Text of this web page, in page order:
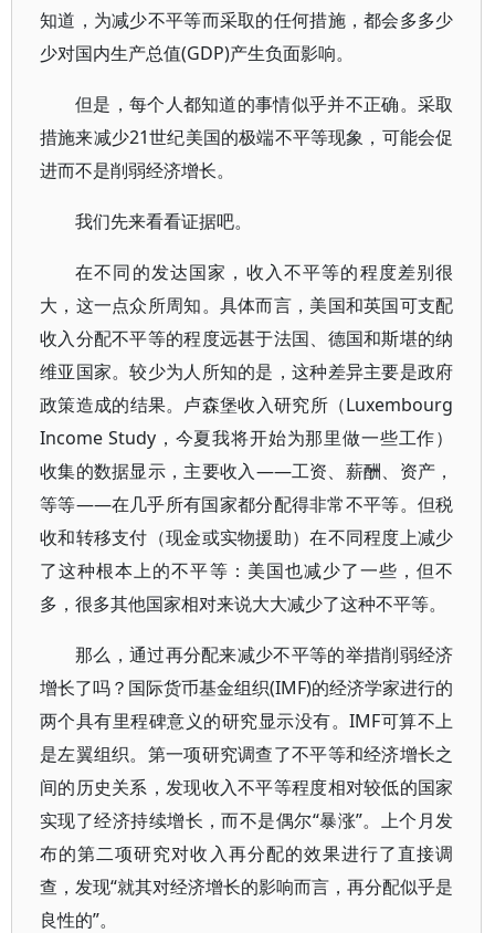
知道，为减少不平等而采取的任何措施，都会多多少
少对国内生产总值(GDP)产生负面影响。
但是，每个人都知道的事情似乎并不正确。采取
措施来减少21世纪美国的极端不平等现象，可能会促
进而不是削弱经济增长。
我们先来看看证据吧。
在不同的发达国家，收入不平等的程度差别很
大，这一点众所周知。具体而言，美国和英国可支配
收入分配不平等的程度远甚于法国、德国和斯堪的纳
维亚国家。较少为人所知的是，这种差异主要是政府
政策造成的结果。卢森堡收入研究所（Luxembourg
Income Study，今夏我将开始为那里做一些工作）
收集的数据显示，主要收入——工资、薪酬、资产，
等等——在几乎所有国家都分配得非常不平等。但税
收和转移支付（现金或实物援助）在不同程度上减少
了这种根本上的不平等：美国也减少了一些，但不
多，很多其他国家相对来说大大减少了这种不平等。
那么，通过再分配来减少不平等的举措削弱经济
增长了吗？国际货币基金组织(IMF)的经济学家进行的
两个具有里程碑意义的研究显示没有。IMF可算不上
是左翼组织。第一项研究调查了不平等和经济增长之
间的历史关系，发现收入不平等程度相对较低的国家
实现了经济持续增长，而不是偶尔“暴涨”。上个月发
布的第二项研究对收入再分配的效果进行了直接调
查，发现“就其对经济增长的影响而言，再分配似乎是
良性的”。